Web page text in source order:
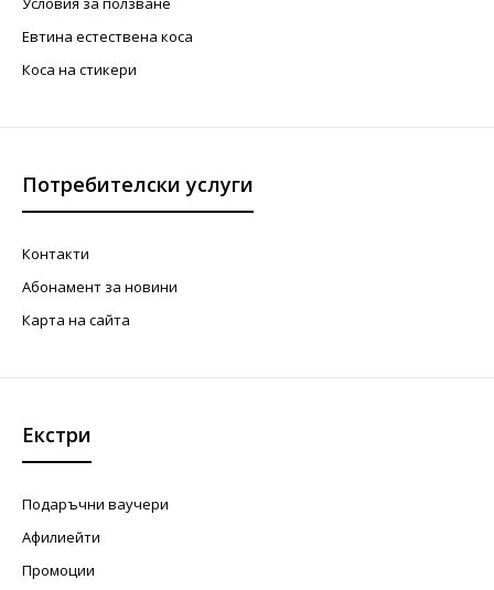
Евтина естествена коса
Коса на стикери
Потребителски услуги
Контакти
Абонамент за новини
Карта на сайта
Екстри
Подаръчни ваучери
Афилиейти
Промоции